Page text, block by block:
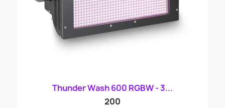
Thunder Wash 600 RGBW - 3...
200